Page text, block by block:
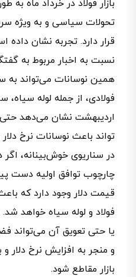
بازار فولاد در خرداد ماه به
تحولات سیاسی و به ویژه
قرار دارد. تجربه نشان
نسبت به اخبار مربوط به
همین نوسانات می‌تواند به
اردیبهشت نشان می‌دهد
تواند باعث نوسانات نرخ
در سناریوی خوش‌بینانه،
چارچوب توافق اولیه دست
قیمت دلار وجود دارد که
فولاد و لوله سیاه خواهد
یا حتی تعویق آن می‌تواند
و منجر به افزایش نرخ دلار
بازار مقاطع شود.